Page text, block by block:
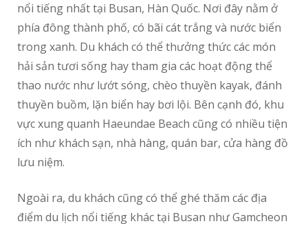
nổi tiếng nhất tại Busan, Hàn Quốc. Nơi đây nằm ở
phía đông thành phố, có bãi cát trắng và nước biển
trong xanh. Du khách có thể thưởng thức các món
hải sản tươi sống hay tham gia các hoạt động thể
thao nước như lướt sóng, chèo thuyền kayak, đánh
thuyền buồm, lặn biển hay bơi lội. Bên cạnh đó, khu
vực xung quanh Haeundae Beach cũng có nhiều tiện
ích như khách sạn, nhà hàng, quán bar, cửa hàng đồ
lưu niệm.
Ngoài ra, du khách cũng có thể ghé thăm các địa
điểm du lịch nổi tiếng khác tại Busan như Gamcheon